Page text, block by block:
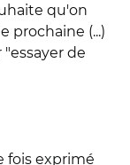
qu'on
prochaine (...)
de
fois exprimé